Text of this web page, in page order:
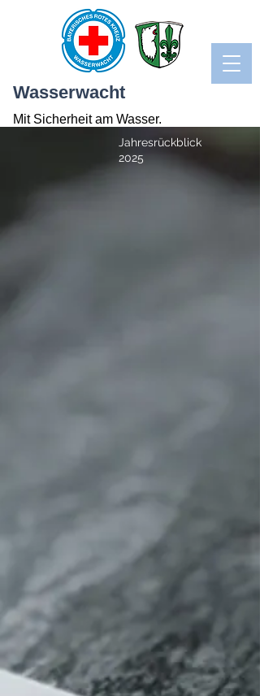
Wasserwacht
Mit Sicherheit am Wasser.
Jahresrückblick
2025